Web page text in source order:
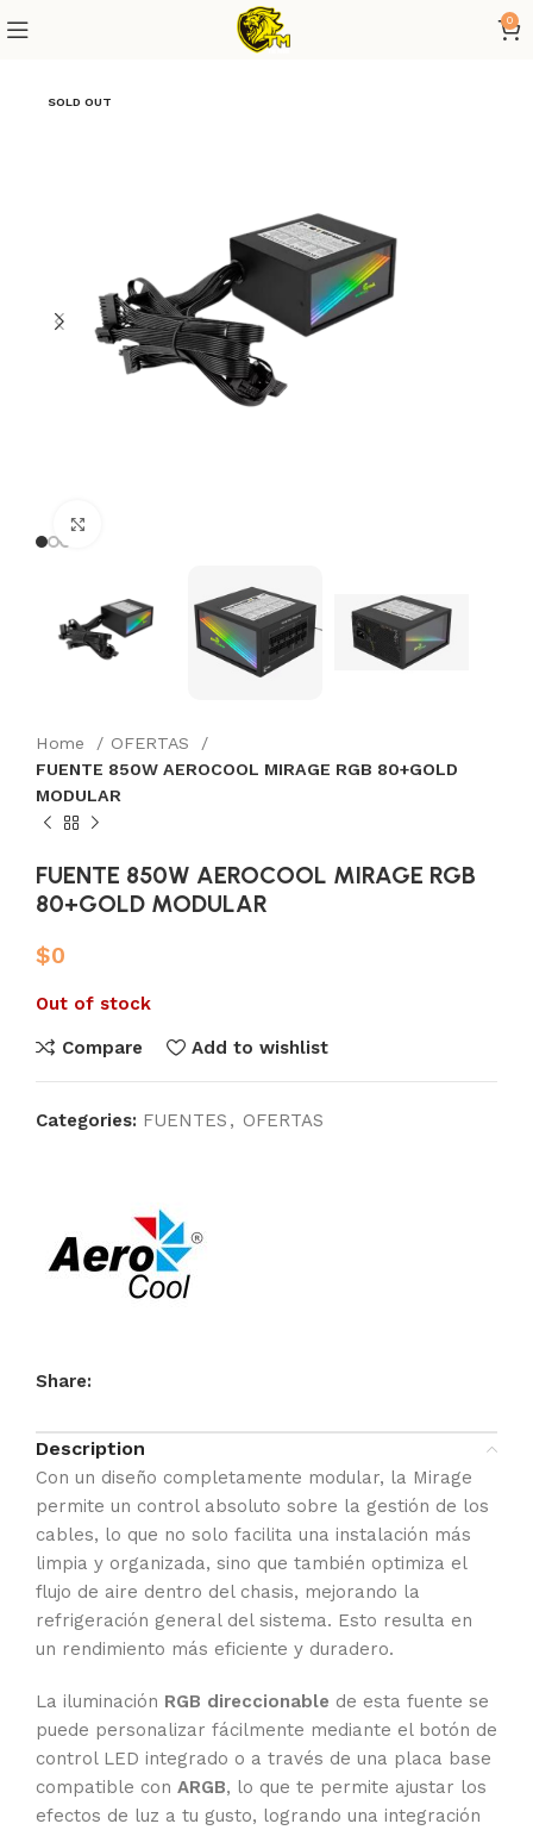
0
SOLD OUT
Home
OFERTAS
FUENTE 850W AEROCOOL MIRAGE RGB 80+GOLD
MODULAR
FUENTE 850W AEROCOOL MIRAGE RGB
80+GOLD MODULAR
$0
Out of stock
Compare Add to wishlist
Categories: FUENTES , OFERTAS
Share:
Description
Con un diseño completamente modular, la Mirage
permite un control absoluto sobre la gestión de los
cables, lo que no solo facilita una instalación más
limpia y organizada, sino que también optimiza el
flujo de aire dentro del chasis, mejorando la
refrigeración general del sistema. Esto resulta en
un rendimiento más eficiente y duradero.
La iluminación RGB direccionable de esta fuente se
puede personalizar fácilmente mediante el botón de
control LED integrado o a través de una placa base
compatible con ARGB, lo que te permite ajustar los
efectos de luz a tu gusto, logrando una integración